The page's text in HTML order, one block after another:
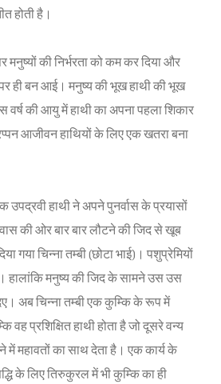
होती है।
की न‍िर्भरता को कम कर द‍िया और
ही बन आई। मनुष्‍य की भूख हाथी की भूख
वर्ष की आयु में हाथी का अपना पहला श‍िकार
आजीवन हाथ‍ियों के ल‍िए एक खतरा बना
उपद्रवी हाथी ने अपने पुनर्वास के प्रयासों
की ओर बार बार लौटने की ज‍िद से खूब
गया च‍िन्‍ना तम्‍बी (छोटा भाई)। पशुप्रेम‍ियों
हालांक‍ि मनुष्‍य की ज‍िद के सामने उस उस
अब च‍िन्‍ना तम्‍बी एक कुम्‍क‍ि के रूप में
वह प्रश‍िक्ष‍ित हाथी होता है जो दूसरे वन्‍य
में महावतों का साथ देता है। एक कार्य के
के ल‍िए त‍िरुकुरल में भी कुम्‍क‍ि का ही